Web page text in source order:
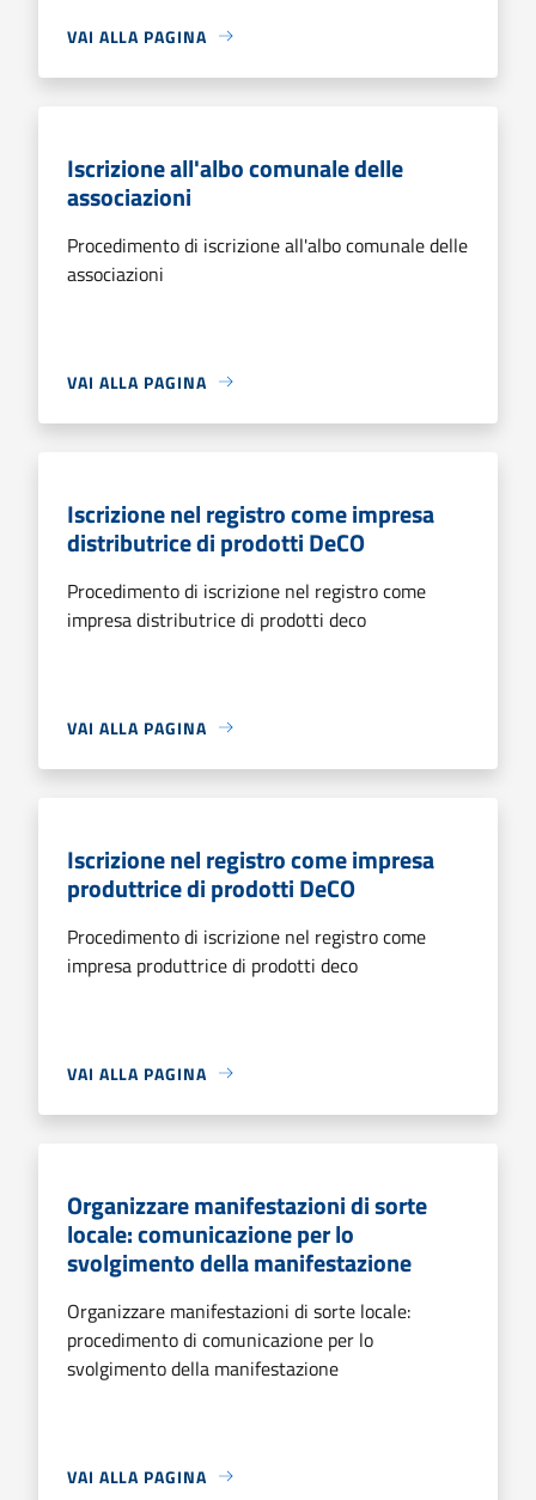
VAI ALLA PAGINA
Iscrizione all'albo comunale delle
associazioni
Procedimento di iscrizione all'albo comunale delle
associazioni
VAI ALLA PAGINA
Iscrizione nel registro come impresa
distributrice di prodotti DeCO
Procedimento di iscrizione nel registro come
impresa distributrice di prodotti deco
VAI ALLA PAGINA
Iscrizione nel registro come impresa
produttrice di prodotti DeCO
Procedimento di iscrizione nel registro come
impresa produttrice di prodotti deco
VAI ALLA PAGINA
Organizzare manifestazioni di sorte
locale: comunicazione per lo
svolgimento della manifestazione
Organizzare manifestazioni di sorte locale:
procedimento di comunicazione per lo
svolgimento della manifestazione
VAI ALLA PAGINA